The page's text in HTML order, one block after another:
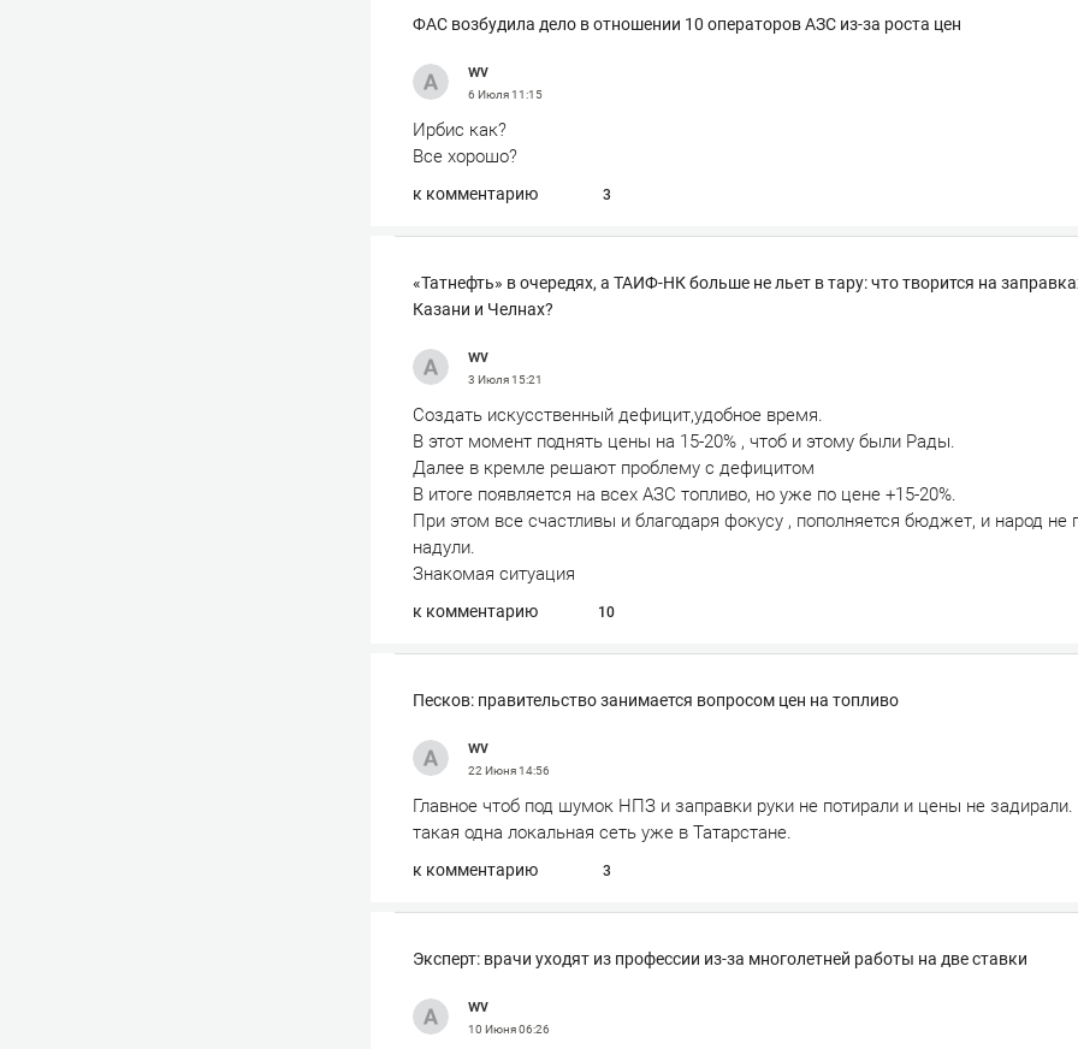
ФАС возбудила дело в отношении 10 операторов АЗС из-за роста цен
wv
6 Июля11:15
Ирбис как?
Все хорошо?
к комментарию 3
«Татнефть» в очередях, а ТАИФ-НК больше не льет в тару: что творится на
Казани и Челнах?
wv
3 Июля15:21
Создать искусственный дефицит,удобное время.
В этот момент поднять цены на 15-20% , чтоб и этому были Рады.
Далее в кремле решают проблему с дефицитом
В итоге появляется на всех АЗС топливо, но уже по цене +15-20%.
При этом все счастливы и благодаря фокусу , пополняется бюджет, и народ не
надули.
Знакомая ситуация
к комментарию 10
Песков: правительство занимается вопросом цен на топливо
wv
22 Июня14:56
Главное чтоб под шумок НПЗ и заправки руки не потирали и цены не задирали.
такая одна локальная сеть уже в Татарстане.
к комментарию 3
Эксперт: врачи уходят из профессии из-за многолетней работы на две ставки
wv
10 Июня06:26